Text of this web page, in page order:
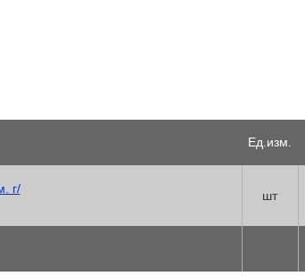
Ед.изм.
г/
шт